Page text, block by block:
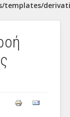
templates/